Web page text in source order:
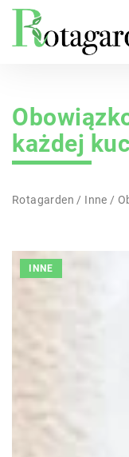
każdej
Rotagarden / Inne /
INNE